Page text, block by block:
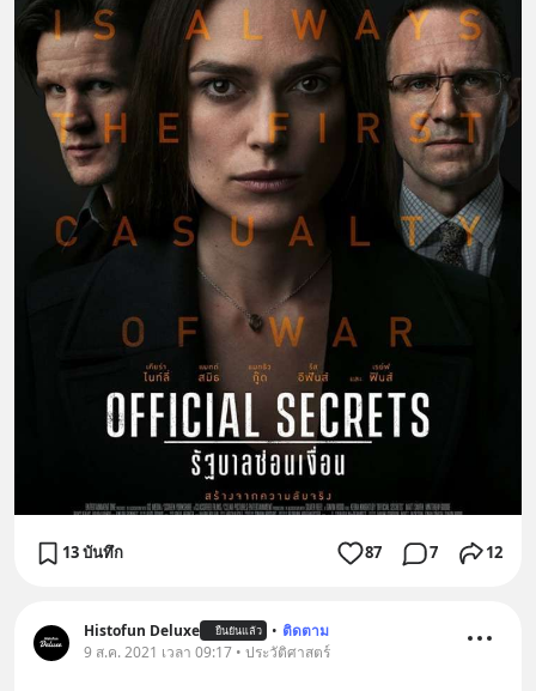
13 บันทึก 87 7 12
Histofun Deluxe ยืนยันแล้ว • ติดตาม
9 ส.ค. 2021 เวลา 09:17 • ประวัติศาสตร์